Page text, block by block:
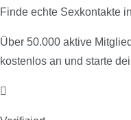
Finde echte Sexkontakte
Über 50.000 aktive
kostenlos an und starte